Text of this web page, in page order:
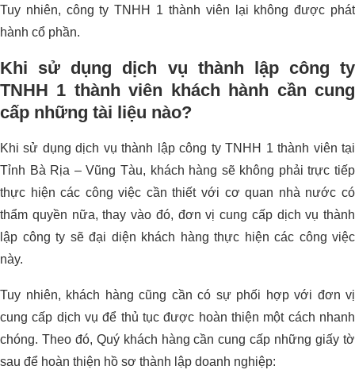
Tuy nhiên, công ty TNHH 1 thành viên lại không được phát
hành cổ phần.
Khi sử dụng dịch vụ thành lập công ty
TNHH 1 thành viên khách hành cần cung
cấp những tài liệu nào?
Khi sử dụng dịch vụ thành lập công ty TNHH 1 thành viên tại
Tỉnh Bà Rịa – Vũng Tàu, khách hàng sẽ không phải trực tiếp
thực hiện các công việc cần thiết với cơ quan nhà nước có
thẩm quyền nữa, thay vào đó, đơn vị cung cấp dịch vụ thành
lập công ty sẽ đại diện khách hàng thực hiện các công việc
này.
Tuy nhiên, khách hàng cũng cần có sự phối hợp với đơn vị
cung cấp dịch vụ để thủ tục được hoàn thiện một cách nhanh
chóng. Theo đó, Quý khách hàng cần cung cấp những giấy tờ
sau để hoàn thiện hồ sơ thành lập doanh nghiệp: